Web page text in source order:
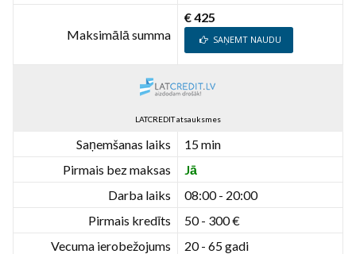
Maksimālā summa
€ 425
SAŅEMT NAUDU
LATCREDIT atsauksmes
Saņemšanas laiks
15 min
Pirmais bez maksas
Jā
Darba laiks
08:00 - 20:00
Pirmais kredīts
50 - 300 €
Vecuma ierobežojums
20 - 65 gadi